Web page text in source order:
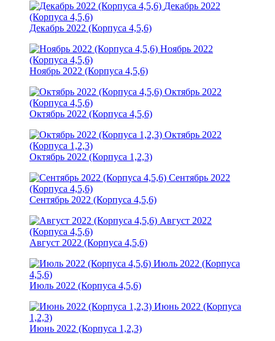
Декабрь 2022
(Корпуса 4,5,6)
Декабрь 2022 (Корпуса 4,5,6)
Ноябрь 2022
(Корпуса 4,5,6)
Ноябрь 2022 (Корпуса 4,5,6)
Октябрь 2022
(Корпуса 4,5,6)
Октябрь 2022 (Корпуса 4,5,6)
Октябрь 2022
(Корпуса 1,2,3)
Октябрь 2022 (Корпуса 1,2,3)
Сентябрь 2022
(Корпуса 4,5,6)
Сентябрь 2022 (Корпуса 4,5,6)
Август 2022
(Корпуса 4,5,6)
Август 2022 (Корпуса 4,5,6)
Июль 2022 (Корпуса
4,5,6)
Июль 2022 (Корпуса 4,5,6)
Июнь 2022 (Корпуса
1,2,3)
Июнь 2022 (Корпуса 1,2,3)